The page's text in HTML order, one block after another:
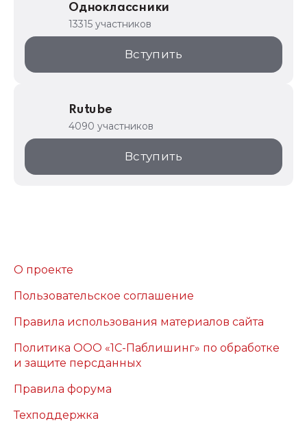
Одноклассники
13315 участников
Вступить
Rutube
4090 участников
Вступить
О проекте
Пользовательское соглашение
Правила использования материалов сайта
Политика ООО «1С-Паблишинг» по обработке
и защите персданных
Правила форума
Техподдержка